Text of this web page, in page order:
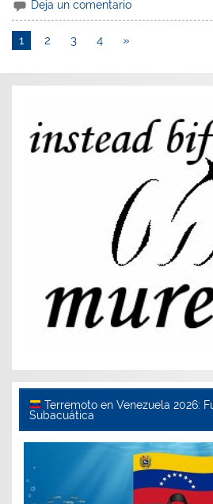
Deja un comentario
1 2 3 4 »
Terremoto en Venezuela 2026:
Subacuática